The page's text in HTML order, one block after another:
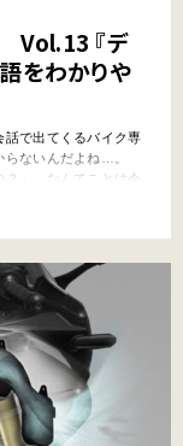
Vol.13 『デ
をわかりや
話で出てくるバイク専
らないんだよね…。
？」…なんてことは今
ていくこのコーナ
もそも『デ…